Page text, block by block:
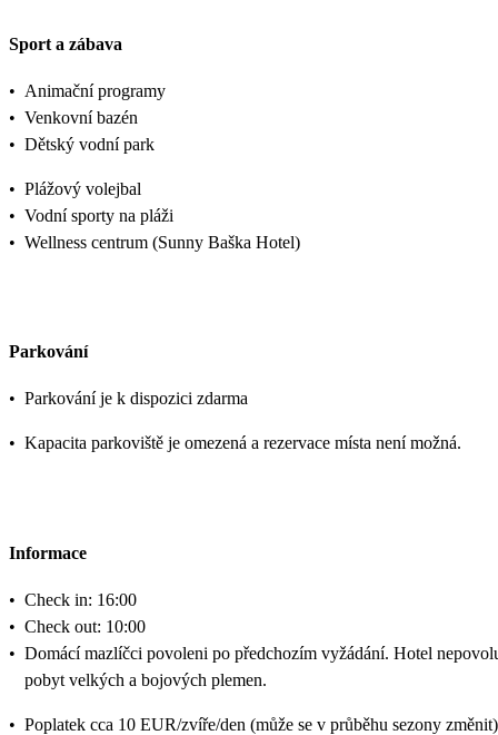
Sport a zábava
• Animační programy
• Venkovní bazén
• Dětský vodní park
• Plážový volejbal
• Vodní sporty na pláži
• Wellness centrum (Sunny Baška Hotel)
Parkování
• Parkování je k dispozici zdarma
• Kapacita parkoviště je omezená a rezervace místa není možná.
Informace
• Check in: 16:00
• Check out: 10:00
• Domácí mazlíčci povoleni po předchozím vyžádání. Hotel
pobyt velkých a bojových plemen.
• Poplatek cca 10 EUR/zvíře/den (může se v průběhu sezony změnit)